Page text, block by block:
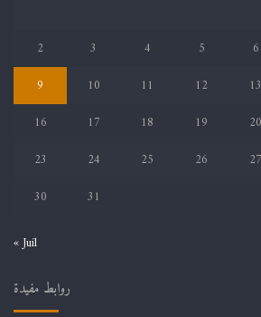
2
3 4 5 6
9
10 11 12 13
16
17 18 19 20
23
24 25 26 27
30
31
« Juil
روابط مفيدة